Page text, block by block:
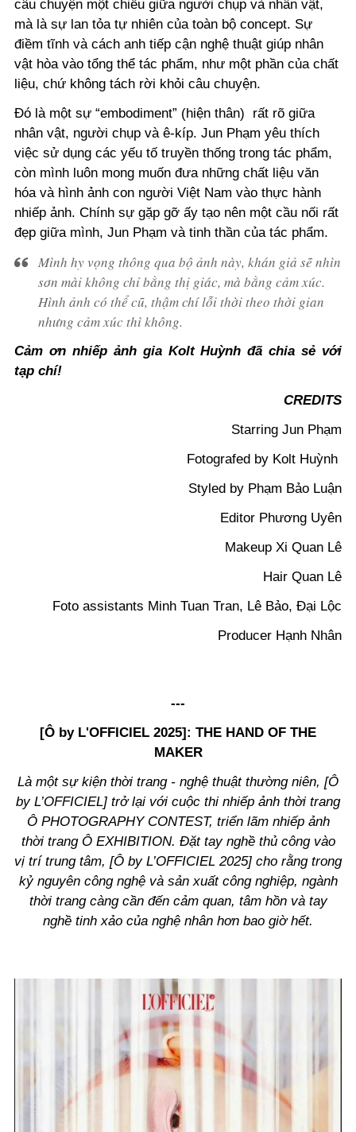
câu chuyện một chiều giữa người chụp và nhân vật,
mà là sự lan tỏa tự nhiên của toàn bộ concept. Sự
điềm tĩnh và cách anh tiếp cận nghệ thuật giúp nhân
vật hòa vào tổng thể tác phẩm, như một phần của chất
liệu, chứ không tách rời khỏi câu chuyện.
Đó là một sự “embodiment” (hiện thân) rất rõ giữa
nhân vật, người chụp và ê-kíp. Jun Phạm yêu thích
việc sử dụng các yếu tố truyền thống trong tác phẩm,
còn mình luôn mong muốn đưa những chất liệu văn
hóa và hình ảnh con người Việt Nam vào thực hành
nhiếp ảnh. Chính sự gặp gỡ ấy tạo nên một cầu nối rất
đẹp giữa mình, Jun Phạm và tinh thần của tác phẩm.
Mình hy vọng thông qua bộ ảnh này, khán giả sẽ nhìn
sơn mài không chỉ bằng thị giác, mà bằng cảm xúc.
Hình ảnh có thể cũ, thậm chí lỗi thời theo thời gian
nhưng cảm xúc thì không.
Cảm ơn nhiếp ảnh gia Kolt Huỳnh đã chia sẻ với
tạp chí!
CREDITS
Starring Jun Phạm
Fotografed by Kolt Huỳnh
Styled by Phạm Bảo Luận
Editor Phương Uyên
Makeup Xi Quan Lê
Hair Quan Lê
Foto assistants Minh Tuan Tran, Lê Bảo, Đại Lộc
Producer Hạnh Nhân
---
[Ô by L'OFFICIEL 2025]: THE HAND OF THE
MAKER
Là một sự kiện thời trang - nghệ thuật thường niên, [Ô
by L’OFFICIEL] trở lại với cuộc thi nhiếp ảnh thời trang
Ô PHOTOGRAPHY CONTEST, triển lãm nhiếp ảnh
thời trang Ô EXHIBITION. Đặt tay nghề thủ công vào
vị trí trung tâm, [Ô by L’OFFICIEL 2025] cho rằng trong
kỷ nguyên công nghệ và sản xuất công nghiệp, ngành
thời trang càng cần đến cảm quan, tâm hồn và tay
nghề tinh xảo của nghệ nhân hơn bao giờ hết.